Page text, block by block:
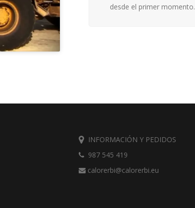
desde el primer momento.
INFORMACIÓN Y PEDIDOS
987 545 419
calorerbi@calorerbi.eu